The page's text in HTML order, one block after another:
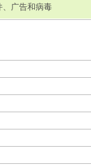
、广告和病毒